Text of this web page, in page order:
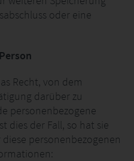
oder eine
Recht, von dem
darüber zu
personenbezogene
dies der Fall, so hat sie
personenbezogenen